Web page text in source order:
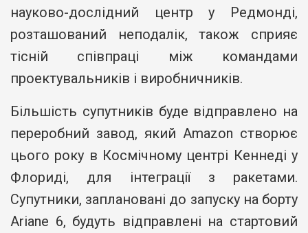
науково-дослідний центр у Редмонді,
розташований неподалік, також сприяє
тісній співпраці між командами
проектувальників і виробничників.
Більшість супутників буде відправлено на
переробний завод, який Amazon створює
цього року в Космічному центрі Кеннеді у
Флориді, для інтеграції з ракетами.
Супутники, заплановані до запуску на борту
Ariane 6, будуть відправлені на стартовий